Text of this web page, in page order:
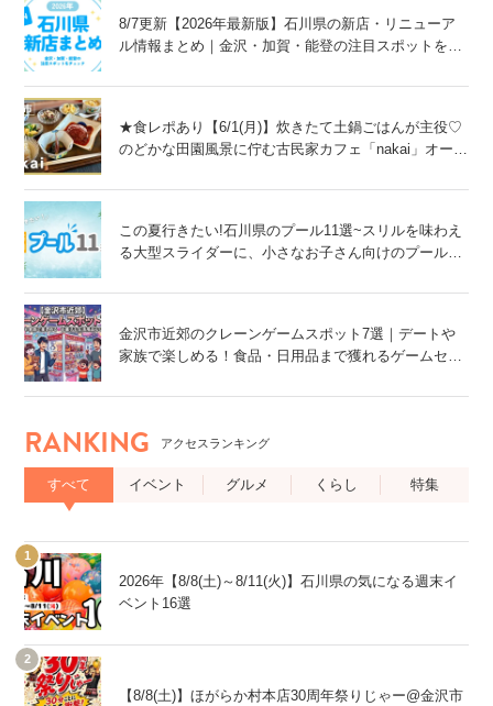
8/7更新【2026年最新版】石川県の新店・リニューア
ル情報まとめ｜金沢・加賀・能登の注目スポットをチ
★食レポあり【6/1(月)】炊きたて土鍋ごはんが主役♡
のどかな田園風景に佇む古民家カフェ「nakai」オープ
この夏行きたい!石川県のプール11選~スリルを味わえ
る大型スライダーに、小さなお子さん向けのプール
金沢市近郊のクレーンゲームスポット7選｜デートや
家族で楽しめる！食品・日用品まで獲れるゲームセン
RANKING アクセスランキング
すべて イベント グルメ くらし 特集
2026年【8/8(土)～8/11(火)】石川県の気になる週末イ
ベント16選
【8/8(土)】ほがらか村本店30周年祭りじゃー@金沢市